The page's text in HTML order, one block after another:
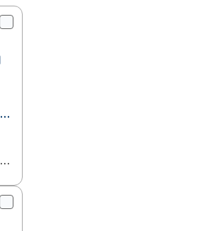
Neprekidni ručnici za ruke